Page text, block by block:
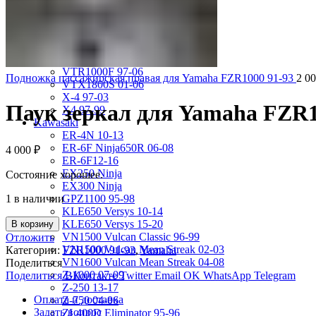
VRX400 95-96
VT600C Shadow 01-08
VT750 Shadow A.C.E. 97-01
VTR1000F 97-06
VTX1800S 01-06
X-4 97-03
X4 97-99
Kawasaki
ER-4N 10-13
ER-6F Ninja650R 06-08
ER-6F12-16
EX250 Ninja
EX300 Ninja
GPZ1100 95-98
KLE650 Versys 10-14
KLE650 Versys 15-20
VN1500 Vulcan Classic 96-99
VN1500 Vulcan Mean Streak 02-03
VN1600 Vulcan Mean Streak 04-08
Z-1000 07-09
Z-250 13-17
Z-750 04-06
ZL400D Eliminator 95-96
Подножка пассажирская правая для Yamaha FZR1000 91-93 2
Паук зеркал для Yamaha
4 000 ₽
Состояние хорошее.
1 в наличии
В корзину
Отложить
Категории:FZR1000 91-93, Yamaha
Поделиться
Поделиться ВКонтакте Twitter Email OK WhatsApp Telegram
Оплата и доставка
Задать вопрос